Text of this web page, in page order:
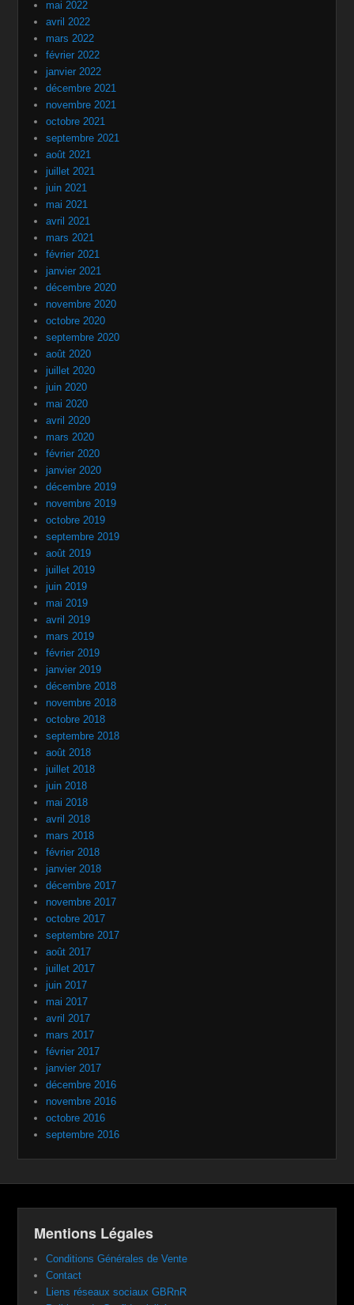
mai 2022
avril 2022
mars 2022
février 2022
janvier 2022
décembre 2021
novembre 2021
octobre 2021
septembre 2021
août 2021
juillet 2021
juin 2021
mai 2021
avril 2021
mars 2021
février 2021
janvier 2021
décembre 2020
novembre 2020
octobre 2020
septembre 2020
août 2020
juillet 2020
juin 2020
mai 2020
avril 2020
mars 2020
février 2020
janvier 2020
décembre 2019
novembre 2019
octobre 2019
septembre 2019
août 2019
juillet 2019
juin 2019
mai 2019
avril 2019
mars 2019
février 2019
janvier 2019
décembre 2018
novembre 2018
octobre 2018
septembre 2018
août 2018
juillet 2018
juin 2018
mai 2018
avril 2018
mars 2018
février 2018
janvier 2018
décembre 2017
novembre 2017
octobre 2017
septembre 2017
août 2017
juillet 2017
juin 2017
mai 2017
avril 2017
mars 2017
février 2017
janvier 2017
décembre 2016
novembre 2016
octobre 2016
septembre 2016
Mentions Légales
Conditions Générales de Vente
Contact
Liens réseaux sociaux GBRnR